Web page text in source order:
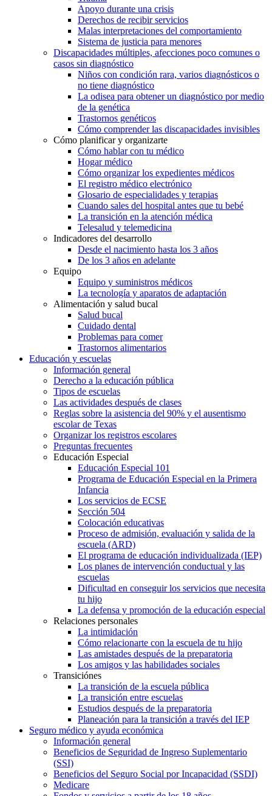
Apoyo durante una crisis
Derechos de recibir servicios
Malas interpretaciones del comportamiento
Sistema de justicia para menores
Discapacidades múltiples, afecciones poco comunes o
casos sin diagnóstico
Niños con condición rara, varios diagnósticos o
no tiene diagnóstico
La odisea para obtener un diagnóstico por medio
de la genética
Trastornos genéticos
Cómo comprender las discapacidades invisibles
Cómo planificar y organizarte
Cómo hablar con tu médico
Hogar médico
Cómo organizar los expedientes médicos
El registro médico electrónico
Glosario de especialidades y terapias
Cuando sales del hospital antes que tu bebé
La transición en la atención médica
Telesalud y telemedicina
Indicadores del desarrollo
Desde el nacimiento hasta los 3 años
De los 3 años en adelante
Equipo
Equipo y suministros médicos
La tecnología y aparatos de adaptación
Alimentación y salud bucal
Salud bucal
Cuidado dental
Problemas para comer
Trastornos alimentarios
Educación y escuelas
Información general
Derecho a la educación pública
Tipos de escuelas
Las actividades después de clases
Reglas sobre la asistencia del 90% y el ausentismo
escolar de Texas
Organizar los registros escolares
Preguntas frecuentes
Educación Especial
Educación Especial 101
Programa de Educación Especial en la Primera
Infancia
Los servicios de ECSE
Sección 504
Colocación educativas
Proceso de admisión, evaluación y salida de la
escuela (ARD)
El programa de educación individualizada (IEP)
Los planes de intervención conductual y las
escuelas
Dificultad en conseguir los servicios que necesita
tu hijo
La defensa y promoción de la educación especial
Relaciones personales
La intimidación
Cómo relacionarte con la escuela de tu hijo
Las amistades después de la preparatoria
Los amigos y las habilidades sociales
Transiciónes
La transición de la escuela pública
La transición entre escuelas
Estudios después de la preparatoria
Planeación para la transición a través del IEP
Seguro médico y ayuda económica
Información general
Beneficios de Seguridad de Ingreso Suplementario
(SSI)
Beneficios del Seguro Social por Incapacidad (SSDI)
Medicare